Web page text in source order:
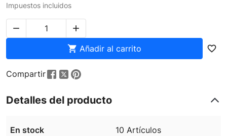
Impuestos incluidos


 Añadir al carrito favorite_border
Compartir
Detalles del producto
En stock 10 Artículos